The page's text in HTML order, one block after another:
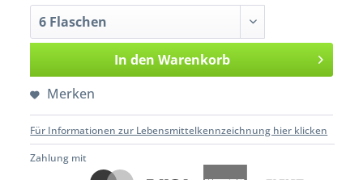
In den Warenkorb
Merken
Für Informationen zur Lebensmittelkennzeichnung hier klicken
Zahlung mit